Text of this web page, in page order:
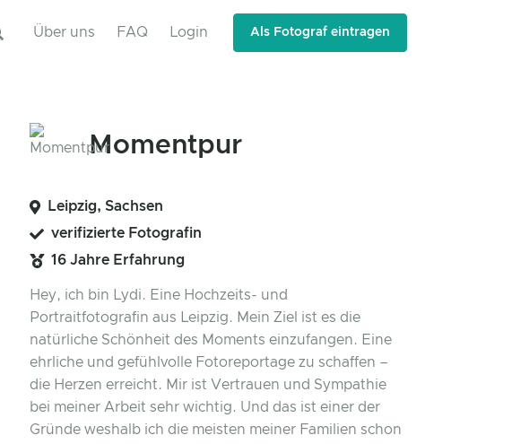
Über uns FAQ Login Als Fotograf eintragen
Momentpur
Leipzig, Sachsen
verifizierte Fotografin
16 Jahre Erfahrung
Hey, ich bin Lydi. Eine Hochzeits- und
Portraitfotografin aus Leipzig. Mein Ziel ist es die
natürliche Schönheit des Moments einzufangen. Eine
ehrliche und gefühlvolle Fotoreportage zu schaffen –
die Herzen erreicht. Mir ist Vertrauen und Sympathie
bei meiner Arbeit sehr wichtig. Und das ist einer der
Gründe weshalb ich die meisten meiner Familien schon